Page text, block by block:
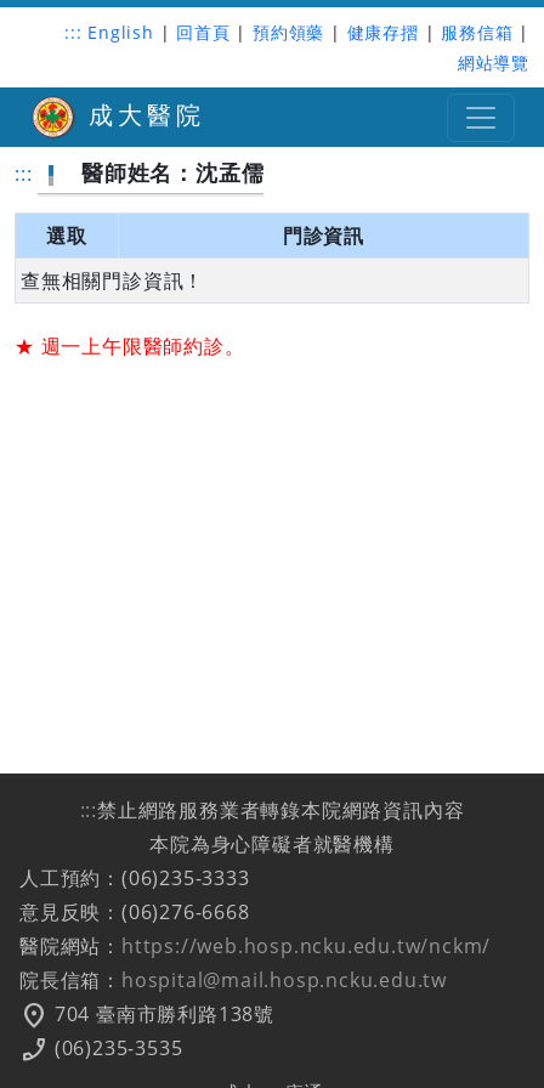
::: English | 回首頁 | 預約領藥 | 健康存摺 | 服務信箱 |
網站導覽
成大醫院
::: 醫師姓名：沈孟儒
選取
門診資訊
查無相關門診資訊！
★ 週一上午限醫師約診。
:::禁止網路服務業者轉錄本院網路資訊內容
本院為身心障礙者就醫機構
人工預約：(06)235-3333
意見反映：(06)276-6668
醫院網站： https://web.hosp.ncku.edu.tw/nckm/
院長信箱： hospital@mail.hosp.ncku.edu.tw
location_on 704 臺南市勝利路138號
phone_enabled (06)235-3535